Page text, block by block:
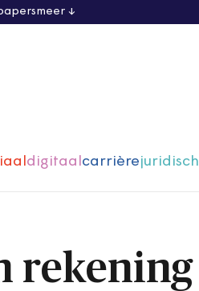
meer
digitaalcarrièrejuridisch
rekening